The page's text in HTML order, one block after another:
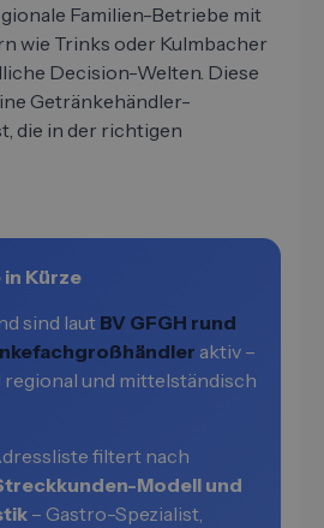
Familien-Betriebe mit
wie Trinks oder Kulmbacher
Decision-Welten. Diese
Getränkehändler-
die in der richtigen
Kürze
sind laut BV GFGH rund
aktiv –
und mittelständisch
filtert nach
Modell und
– Gastro-Spezialist,